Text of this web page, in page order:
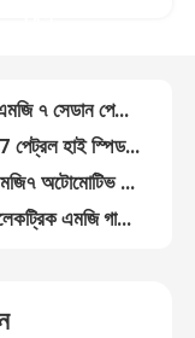
নিউ ব্ল্যাক লার্জ স্পেস ইলেকট্রিক এমজি কার এমজি ৭ সেডান পেট্রোলিন গাড়ি
বৈদ্যুতিক এমজি সম্পূর্ণ বৈদ্যুতিক গাড়ি এমজি 7 পেট্রল হাই স্পিড ডিজেল গাড়ি 15 এফডিই
২০২৪ স্মার্ট ৫ সিটার ইলেকট্রিক এমজি কার এমজি৭ অটোমোটিভ হাই স্পিড নিউ গ্যাস কার
টার্বো 2WD এমজি ইলেকট্রিক কার মার্জিত ইলেকট্রিক এমজি গাড়ি এমজি 7 এমজি গাড়ি 5 সিট